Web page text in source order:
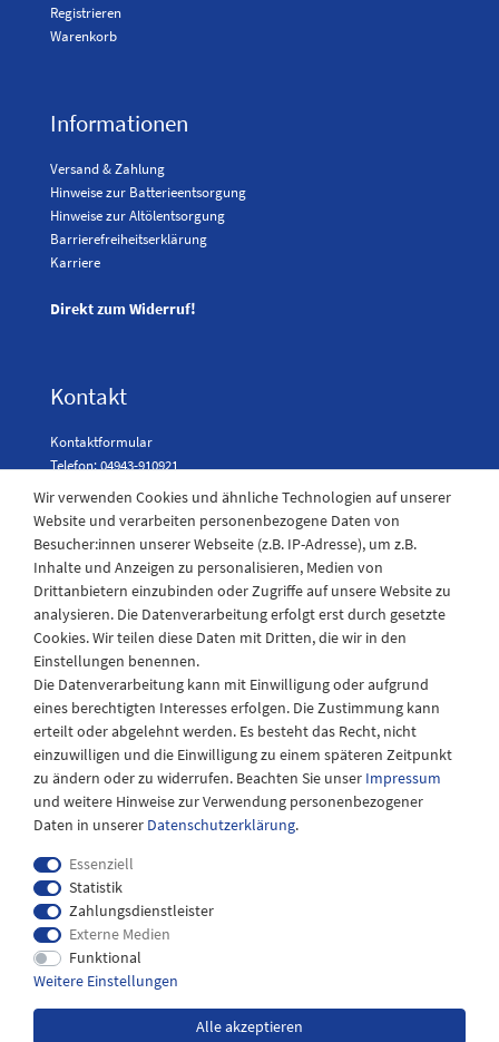
Registrieren
Warenkorb
Informationen
Versand & Zahlung
Hinweise zur Batterieentsorgung
Hinweise zur Altölentsorgung
Barrierefreiheitserklärung
Karriere
Direkt zum Widerruf!
Kontakt
Kontaktformular
Telefon: 04943-910921
Laden Öffnungszeiten
Montag - Freitag
08:30 - 12:30 und 13.00 - 17.30 Uhr
Samstags
08:30 bis 12:30 Uhr
Impressum
Widerrufs­recht
Wir verwenden Cookies und ähnliche Technologien auf unserer
Website und verarbeiten personenbezogene Daten von
Besucher:innen unserer Webseite (z.B. IP-Adresse), um z.B.
Inhalte und Anzeigen zu personalisieren, Medien von
Drittanbietern einzubinden oder Zugriffe auf unsere Website zu
analysieren. Die Datenverarbeitung erfolgt erst durch gesetzte
Cookies. Wir teilen diese Daten mit Dritten, die wir in den
Einstellungen benennen.
Die Datenverarbeitung kann mit Einwilligung oder aufgrund
eines berechtigten Interesses erfolgen. Die Zustimmung kann
erteilt oder abgelehnt werden. Es besteht das Recht, nicht
einzuwilligen und die Einwilligung zu einem späteren Zeitpunkt
zu ändern oder zu widerrufen. Beachten Sie unser Impressum
und weitere Hinweise zur Verwendung personenbezogener
Daten in unserer Daten­schutz­erklärung.
Essenziell
Statistik
Zahlungsdienstleister
Externe Medien
Funktional
Weitere Einstellungen
Alle akzeptieren